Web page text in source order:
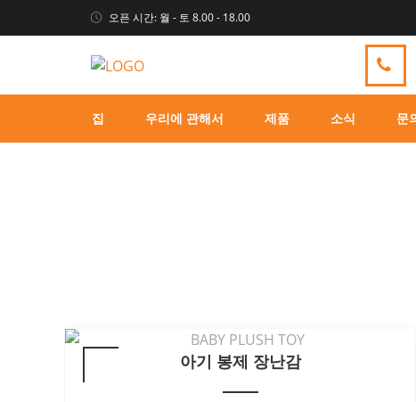
오픈 시간: 월 - 토 8.00 - 18.00
집 우리에 관해서 제품 소식 문
아기 봉제 장난감